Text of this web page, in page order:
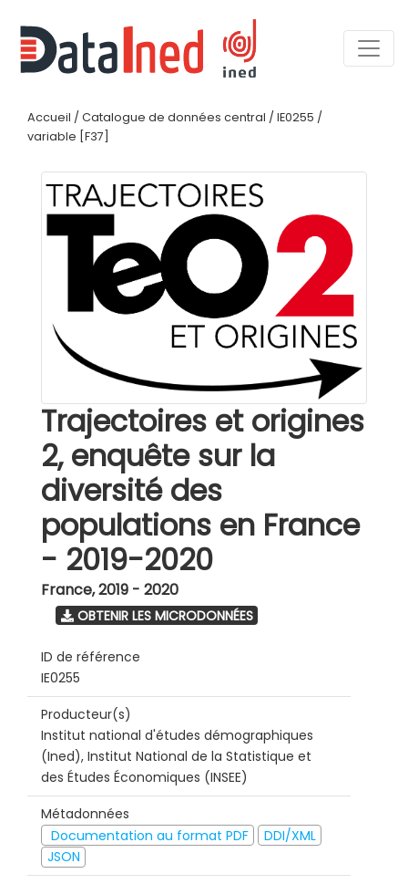
Accueil / Catalogue de données central / IE0255 /
variable [F37]
Trajectoires et origines
2, enquête sur la
diversité des
populations en France
- 2019-2020
France,2019 - 2020
OBTENIR LES MICRODONNÉES
ID de référence
IE0255
Producteur(s)
Institut national d'études démographiques
(Ined), Institut National de la Statistique et
des Études Économiques (INSEE)
Métadonnées
Documentation au format PDF
DDI/XML
JSON